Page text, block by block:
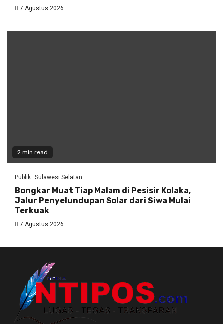
7 Agustus 2026
2 min read
Publik Sulawesi Selatan
Bongkar Muat Tiap Malam di Pesisir Kolaka,
Jalur Penyelundupan Solar dari Siwa Mulai
Terkuak
7 Agustus 2026